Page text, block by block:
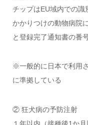
チップはEU域内での識
かかりつけの動物病院
と登録完了通知書の番
※一般的に日本で利用
に準拠している
② 狂犬病の予防注射